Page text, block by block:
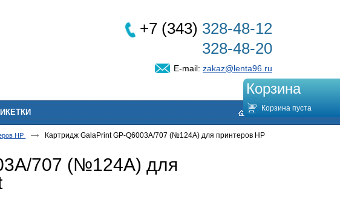
+7 (343) 328-48-12
328-48-20
E-mail: zakaz@lenta96.ru
Корзина
Корзина пуста
HP
Картридж GalaPrint GP-Q6003A/707 (№124A) для принтеров HP
707 (№124A) для